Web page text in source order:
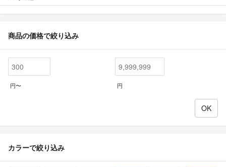
商品の価格で絞り込み
円〜 円
カラーで絞り込み